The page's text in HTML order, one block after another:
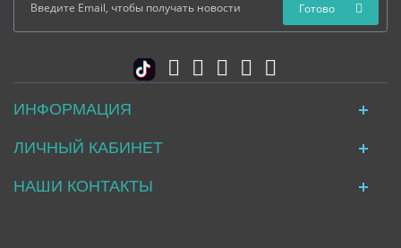
Готово
ИНФОРМАЦИЯ
ЛИЧНЫЙ КАБИНЕТ
НАШИ КОНТАКТЫ